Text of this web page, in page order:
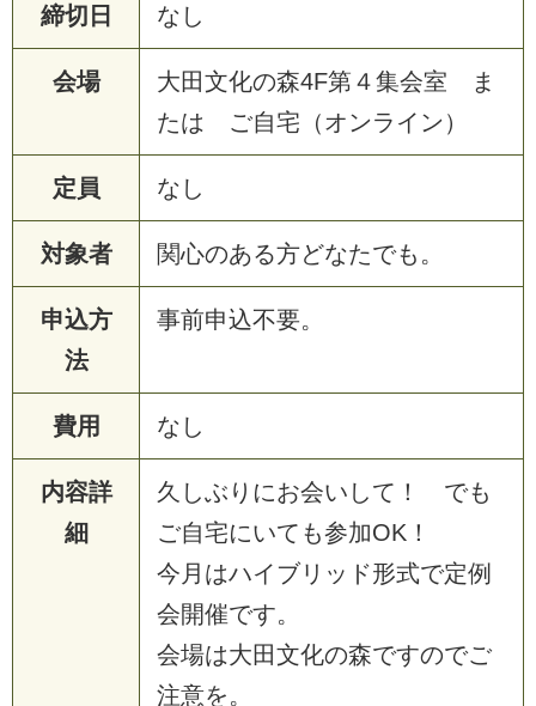
締切日 な し
会場 大田文化の森4F第 ４集会室
ま
たは ご自宅 （オンラ イ ン）
定員 な し
対象者 関心のある方どなたでも 。
申込方
法
事前申込不要。
費用 な し
内容詳
細
久 しぶ り にお会い して ！ でも
ご自宅にいて も参加OK ！
今 月 はハイブリ ッ ド形式で定例
会開催です。
会場は大田文化の森ですのでご
注意を。